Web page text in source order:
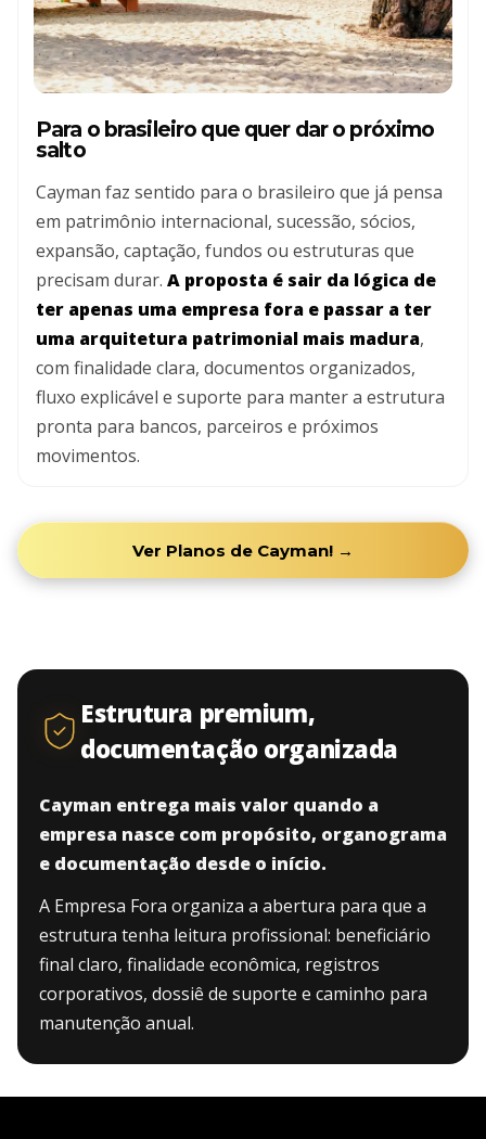
Para o brasileiro que quer dar o próximo
salto
Cayman faz sentido para o brasileiro que já pensa
em patrimônio internacional, sucessão, sócios,
expansão, captação, fundos ou estruturas que
precisam durar. A proposta é sair da lógica de
ter apenas uma empresa fora e passar a ter
uma arquitetura patrimonial mais madura,
com finalidade clara, documentos organizados,
fluxo explicável e suporte para manter a estrutura
pronta para bancos, parceiros e próximos
movimentos.
Ver Planos de Cayman! →
Estrutura premium,
documentação organizada
Cayman entrega mais valor quando a
empresa nasce com propósito, organograma
e documentação desde o início.
A Empresa Fora organiza a abertura para que a
estrutura tenha leitura profissional: beneficiário
final claro, finalidade econômica, registros
corporativos, dossiê de suporte e caminho para
manutenção anual.